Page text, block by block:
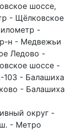
шоссе,
- Щёлковское
-
н - Медвежьи
Ледово -
шоссе -
- Балашиха
- Балашиха
округ -
- Метро